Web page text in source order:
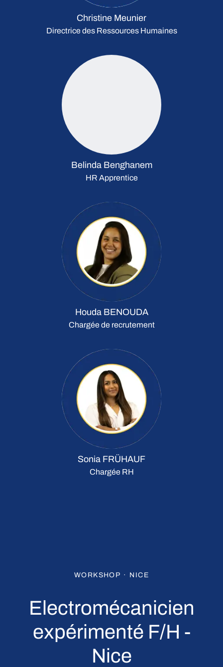
Christine Meunier
Directrice des Ressources Humaines
Belinda Benghanem
HR Apprentice
Houda BENOUDA
Chargée de recrutement
Sonia FRÜHAUF
Chargée RH
WORKSHOP · NICE
Electromécanicien
expérimenté F/H -
Nice